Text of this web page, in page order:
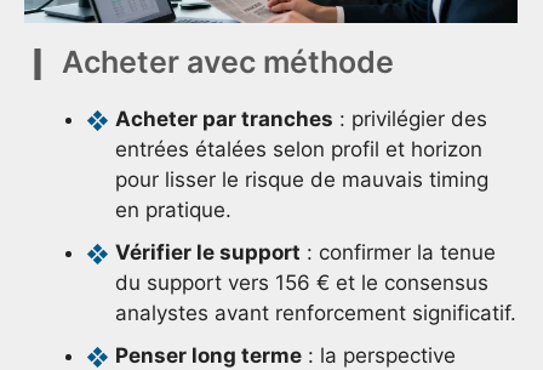
Acheter avec méthode
Acheter par tranches : privilégier des
entrées étalées selon profil et horizon
pour lisser le risque de mauvais timing
en pratique.
Vérifier le support : confirmer la tenue
du support vers 156 € et le consensus
analystes avant renforcement significatif.
Penser long terme : la perspective